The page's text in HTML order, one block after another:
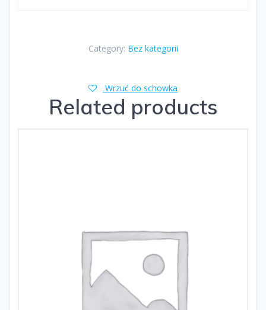
Category: Bez kategorii
Wrzuć do schowka
Related products